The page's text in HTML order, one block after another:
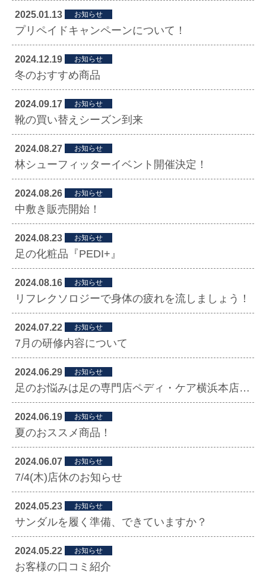
2025.01.13 お知らせ
プリペイドキャンペーンについて！
2024.12.19 お知らせ
冬のおすすめ商品
2024.09.17 お知らせ
靴の買い替えシーズン到来
2024.08.27 お知らせ
林シューフィッターイベント開催決定！
2024.08.26 お知らせ
中敷き販売開始！
2024.08.23 お知らせ
足の化粧品『PEDI+』
2024.08.16 お知らせ
リフレクソロジーで身体の疲れを流しましょう！
2024.07.22 お知らせ
7月の研修内容について
2024.06.29 お知らせ
足のお悩みは足の専門店ペディ・ケア横浜本店へ！
2024.06.19 お知らせ
夏のおススメ商品！
2024.06.07 お知らせ
7/4(木)店休のお知らせ
2024.05.23 お知らせ
サンダルを履く準備、できていますか？
2024.05.22 お知らせ
お客様の口コミ紹介